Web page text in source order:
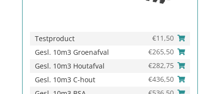
Testproduct €11,50
Gesl. 10m3 Groenafval
€265,50
Gesl. 10m3 Houtafval
€282,75
Gesl. 10m3 C-hout
€436,50